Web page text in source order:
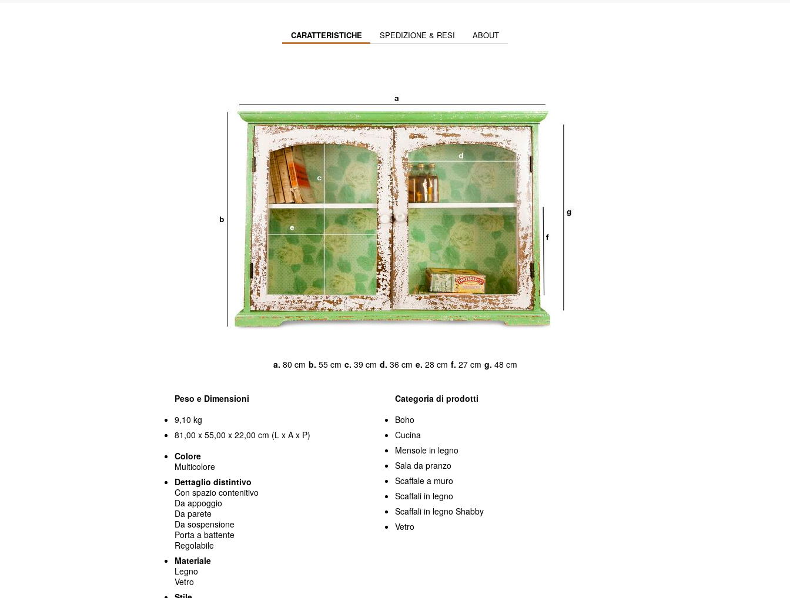
CARATTERISTICHE SPEDIZIONE & RESI ABOUT
a. 80 cm b. 55 cm c. 39 cm d. 36 cm e. 28 cm f. 27 cm g. 48 cm
Peso e Dimensioni
9,10 kg
81,00 x 55,00 x 22,00 cm (L x A x P)
Colore
Multicolore
Dettaglio distintivo
Con spazio contenitivo
Da appoggio
Da parete
Da sospensione
Porta a battente
Regolabile
Materiale
Legno
Vetro
Categoria di prodotti
Boho
Cucina
Mensole in legno
Sala da pranzo
Scaffale a muro
Scaffali in legno
Scaffali in legno Shabby
Vetro